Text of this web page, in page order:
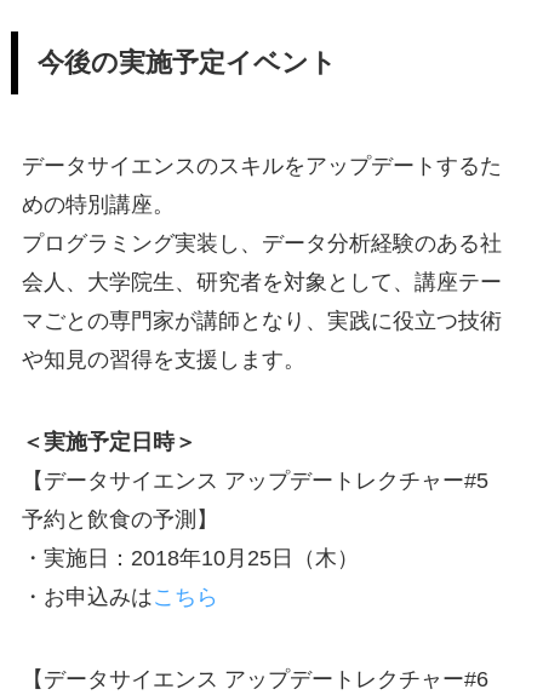
今後の実施予定イベント
データサイエンスのスキルをアップデートするた
めの特別講座。
プログラミング実装し、データ分析経験のある社
会人、大学院生、研究者を対象として、講座テー
マごとの専門家が講師となり、実践に役立つ技術
や知見の習得を支援します。
＜実施予定日時＞
【データサイエンス アップデートレクチャー#5
予約と飲食の予測】
・実施日：2018年10月25日（木）
・お申込みはこちら
【データサイエンス アップデートレクチャー#6